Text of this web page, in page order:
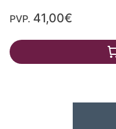
PVP. 41,00€